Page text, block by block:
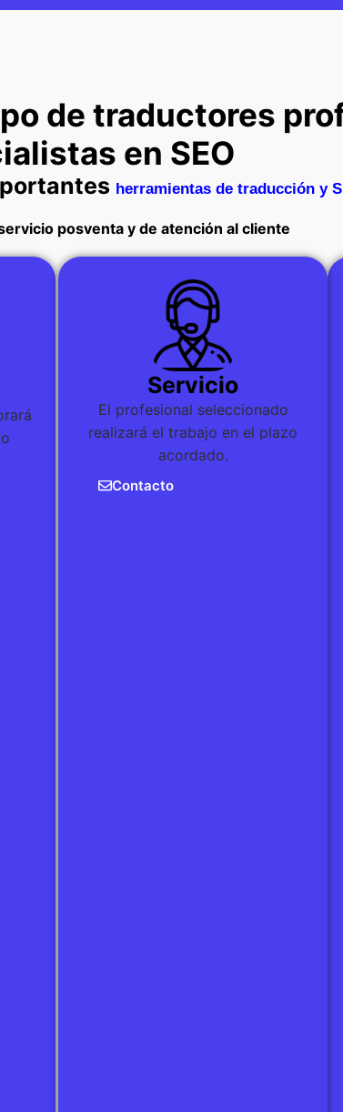
de traductores
en SEO
herramientas de traducción y
posventa y de atención al cliente
Servicio
El profesional seleccionado
realizará el trabajo en el plazo
acordado.
Contacto